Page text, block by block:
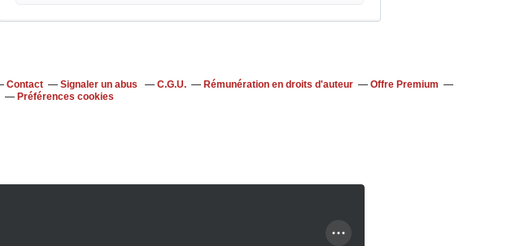
Contact Signaler un abus C.G.U. Rémunération en droits d'auteur
Offre Premium
Préférences cookies